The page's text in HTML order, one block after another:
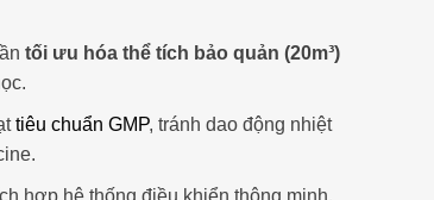
tối ưu hóa thể tích bảo quản (20m³)
tiêu chuẩn GMP, tránh dao động nhiệt
hợp hệ thống điều khiển thông minh,